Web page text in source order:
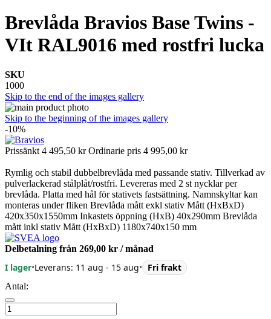
Brevlåda Bravios Base Twins -
VIt RAL9016 med rostfri lucka
SKU
1000
Skip to the end of the images gallery
Skip to the beginning of the images gallery
-10%
Prissänkt 4 495,50 kr Ordinarie pris 4 995,00 kr
Rymlig och stabil dubbelbrevlåda med passande stativ. Tillverkad av
pulverlackerad stålplåt/rostfri. Levereras med 2 st nycklar per
brevlåda. Platta med hål för stativets fastsättning. Namnskyltar kan
monteras under fliken Brevlåda mått exkl stativ Mått (HxBxD)
420x350x1550mm Inkastets öppning (HxB) 40x290mm Brevlåda
mått inkl stativ Mått (HxBxD) 1180x740x150 mm
Delbetalning från 269,00 kr / månad
I lager•Leverans: 11 aug - 15 aug• Fri frakt
Antal: